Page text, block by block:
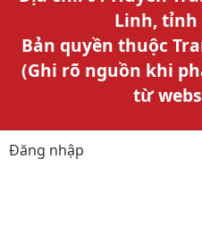
Linh, tỉnh
Bản quyền thuộc
(Ghi rõ nguồn khi
từ
Đăng nhập